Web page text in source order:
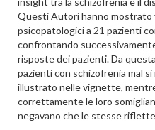
Questi Autori hanno
psicopatologici a 21 pazienti
confrontando
risposte dei pazienti. Da
pazienti con schizofrenia mal
illustrato nelle vignette,
correttamente le loro
negavano che le stesse